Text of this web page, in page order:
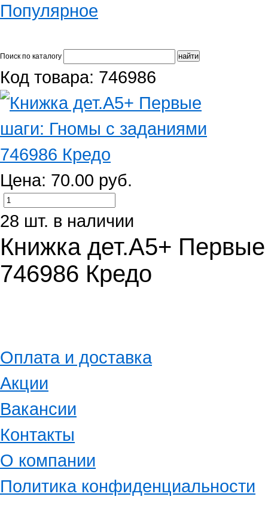
Популярное
Поиск по каталогу
Код товара: 746986
Цена: 70.00 руб.
28 шт. в наличии
Книжка дет.А5+
746986 Кредо
Оплата и доставка
Акции
Вакансии
Контакты
О компании
Политика конфиденциальности